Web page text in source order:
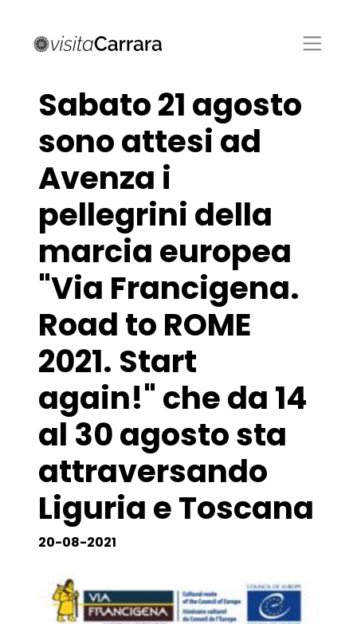
Sabato 21 agosto
sono attesi ad
Avenza i
pellegrini della
marcia europea
"Via Francigena.
Road to ROME
2021. Start
again!" che da 14
al 30 agosto sta
attraversando
Liguria e Toscana
20-08-2021